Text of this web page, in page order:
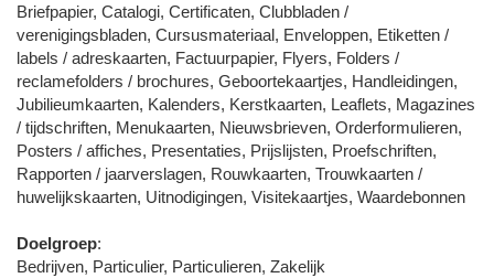
Briefpapier, Catalogi, Certificaten, Clubbladen /
verenigingsbladen, Cursusmateriaal, Enveloppen, Etiketten /
labels / adreskaarten, Factuurpapier, Flyers, Folders /
reclamefolders / brochures, Geboortekaartjes, Handleidingen,
Jubilieumkaarten, Kalenders, Kerstkaarten, Leaflets, Magazines
/ tijdschriften, Menukaarten, Nieuwsbrieven, Orderformulieren,
Posters / affiches, Presentaties, Prijslijsten, Proefschriften,
Rapporten / jaarverslagen, Rouwkaarten, Trouwkaarten /
huwelijkskaarten, Uitnodigingen, Visitekaartjes, Waardebonnen
Doelgroep:
Bedrijven, Particulier, Particulieren, Zakelijk